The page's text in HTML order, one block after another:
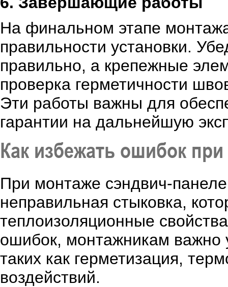
На финальном этапе
правильности установки.
правильно, а крепежные
проверка герметичности
Эти работы важны для
гарантии на дальнейшую
Как избежать ошибок
При монтаже сэндвич-
неправильная стыковка,
теплоизоляционные
ошибок, монтажникам важно
таких как герметизация,
воздействий.